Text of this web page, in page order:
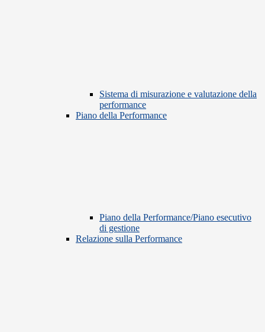
Sistema di misurazione e valutazione della
performance
Piano della Performance
Piano della Performance/Piano esecutivo
di gestione
Relazione sulla Performance